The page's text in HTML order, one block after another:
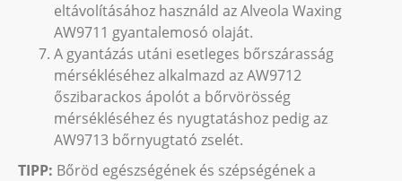
eltávolításához használd az Alveola Waxing
AW9711 gyantalemosó olaját.
A gyantázás utáni esetleges bőrszárasság
mérsékléséhez alkalmazd az AW9712
őszibarackos ápolót a bőrvörösség
mérsékléséhez és nyugtatáshoz pedig az
AW9713 bőrnyugtató zselét.
TIPP: Bőröd egészségének és szépségének a